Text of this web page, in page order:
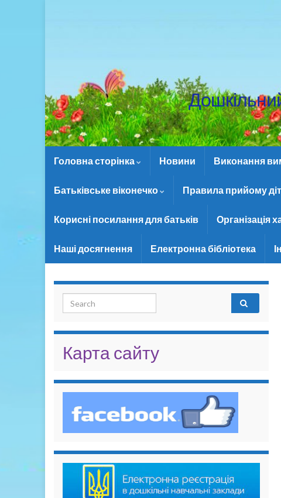
Головна сторінка Новини Виконання
Батьківське віконечко Правила прийому
Корисні посилання для батьків Організація
Наші досягнення Електронна бібліотека
Search for:
Карта сайту